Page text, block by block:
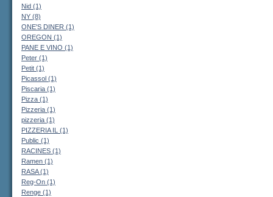
Nid (1)
NY (8)
ONE'S DINER (1)
OREGON (1)
PANE E VINO (1)
Peter (1)
Petit (1)
Picassol (1)
Piscaria (1)
Pizza (1)
Pizzeria (1)
pizzeria (1)
PIZZERIA IL (1)
Public (1)
RACINES (1)
Ramen (1)
RASA (1)
Reg-On (1)
Renge (1)